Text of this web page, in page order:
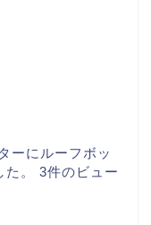
ーにルーフボッ
た。 3件のビュー